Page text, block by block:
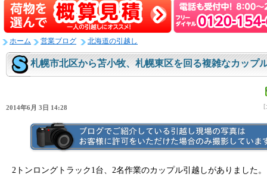
ホーム 営業ブログ 北海道の引越し
札幌市北区から苫小牧、札幌東区を回る複雑なカップ
[
2014年6月 3日 14:28
2トンロングトラック1台、2名作業のカップル引越しがありました